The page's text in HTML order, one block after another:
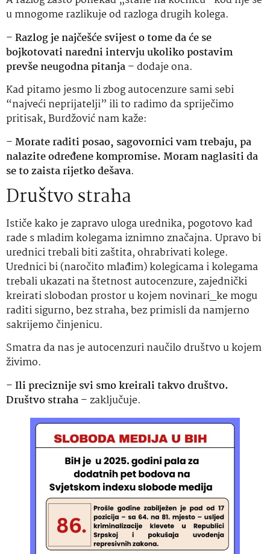
u mnogome razlikuje od razloga drugih kolega.
–Razlog je najčešće svijest o tome da će se
bojkotovati naredni intervju ukoliko postavim
prevše neugodna pitanja– dodaje ona.
Kad pitamo jesmo li zbog autocenzure sami sebi
“najveći neprijatelji” ili to radimo da spriječimo
pritisak, Burdžović nam kaže:
–Morate raditi posao, sagovornici vam trebaju, pa
nalazite određene kompromise. Moram naglasiti da
se to zaista rijetko dešava.
Društvo straha
Ističe kako je zapravo uloga urednika, pogotovo kad
rade s mladim kolegama iznimno značajna. Upravo bi
urednici trebali biti zaštita, ohrabrivati kolege.
Urednici bi (naročito mlađim) kolegicama i kolegama
trebali ukazati na štetnost autocenzure, zajednički
kreirati slobodan prostor u kojem novinari_ke mogu
raditi sigurno, bez straha, bez primisli da namjerno
sakrijemo činjenicu.
Smatra da nas je autocenzuri naučilo društvo u kojem
živimo.
–Ili preciznije svi smo kreirali takvo društvo.
Društvo straha– zaključuje.